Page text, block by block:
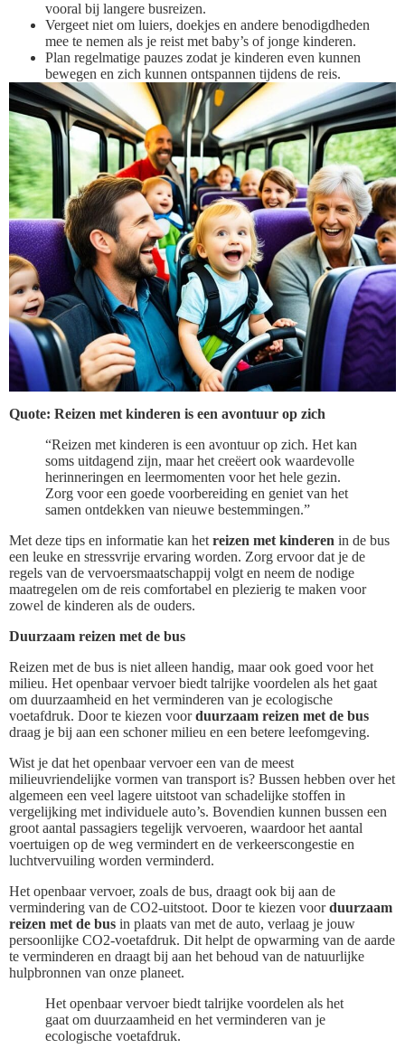
vooral bij langere busreizen.
Vergeet niet om luiers, doekjes en andere benodigdheden
mee te nemen als je reist met baby’s of jonge kinderen.
Plan regelmatige pauzes zodat je kinderen even kunnen
bewegen en zich kunnen ontspannen tijdens de reis.
Quote: Reizen met kinderen is een avontuur op zich
“Reizen met kinderen is een avontuur op zich. Het kan
soms uitdagend zijn, maar het creëert ook waardevolle
herinneringen en leermomenten voor het hele gezin.
Zorg voor een goede voorbereiding en geniet van het
samen ontdekken van nieuwe bestemmingen.”
Met deze tips en informatie kan het reizen met kinderen in de bus
een leuke en stressvrije ervaring worden. Zorg ervoor dat je de
regels van de vervoersmaatschappij volgt en neem de nodige
maatregelen om de reis comfortabel en plezierig te maken voor
zowel de kinderen als de ouders.
Duurzaam reizen met de bus
Reizen met de bus is niet alleen handig, maar ook goed voor het
milieu. Het openbaar vervoer biedt talrijke voordelen als het gaat
om duurzaamheid en het verminderen van je ecologische
voetafdruk. Door te kiezen voorduurzaam reizen met de bus
draag je bij aan een schoner milieu en een betere leefomgeving.
Wist je dat het openbaar vervoer een van de meest
milieuvriendelijke vormen van transport is? Bussen hebben over het
algemeen een veel lagere uitstoot van schadelijke stoffen in
vergelijking met individuele auto’s. Bovendien kunnen bussen een
groot aantal passagiers tegelijk vervoeren, waardoor het aantal
voertuigen op de weg vermindert en de verkeerscongestie en
luchtvervuiling worden verminderd.
Het openbaar vervoer, zoals de bus, draagt ook bij aan de
vermindering van de CO2-uitstoot. Door te kiezen voorduurzaam
reizen met de bus in plaats van met de auto, verlaag je jouw
persoonlijke CO2-voetafdruk. Dit helpt de opwarming van de aarde
te verminderen en draagt bij aan het behoud van de natuurlijke
hulpbronnen van onze planeet.
Het openbaar vervoer biedt talrijke voordelen als het
gaat om duurzaamheid en het verminderen van je
ecologische voetafdruk.